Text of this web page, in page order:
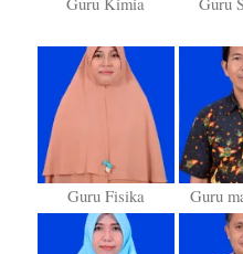
Guru Fisika Guru